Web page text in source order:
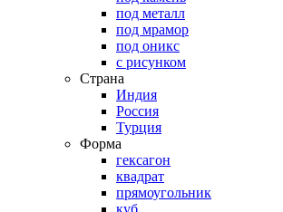
под металл
под мрамор
под оникс
с рисунком
Страна
Индия
Россия
Турция
Форма
гексагон
квадрат
прямоугольник
куб